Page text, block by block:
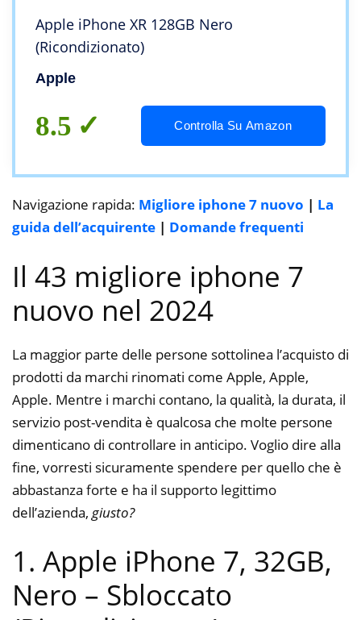
Apple iPhone XR 128GB Nero
(Ricondizionato)
Apple
8.5 Controlla Su Amazon
Navigazione rapida: Migliore iphone 7 nuovo | La
guida dell’acquirente | Domande frequenti
Il 43 migliore iphone 7
nuovo nel 2024
La maggior parte delle persone sottolinea l’acquisto di
prodotti da marchi rinomati come Apple, Apple,
Apple. Mentre i marchi contano, la qualità, la durata, il
servizio post-vendita è qualcosa che molte persone
dimenticano di controllare in anticipo. Voglio dire alla
fine, vorresti sicuramente spendere per quello che è
abbastanza forte e ha il supporto legittimo
dell’azienda, giusto?
1. Apple iPhone 7, 32GB,
Nero – Sbloccato